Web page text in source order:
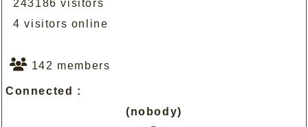
243186 visitors
4 visitors online
142 members
Connected :
(nobody)